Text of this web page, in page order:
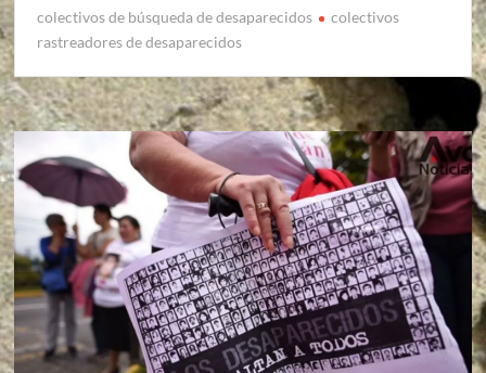
colectivos de búsqueda de desaparecidos
colectivos
rastreadores de desaparecidos